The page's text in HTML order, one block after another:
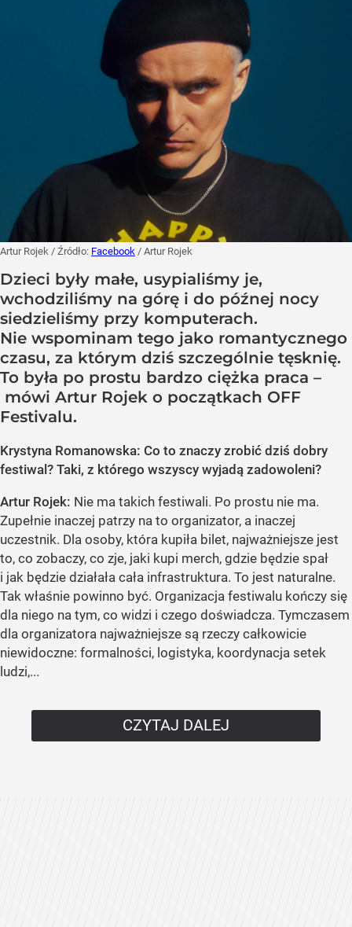
Artur Rojek / Źródło: Facebook / Artur Rojek
Dzieci były małe, usypialiśmy je,
wchodziliśmy na górę i do późnej nocy
siedzieliśmy przy komputerach.
Nie wspominam tego jako romantycznego
czasu, za którym dziś szczególnie tęsknię.
To była po prostu bardzo ciężka praca –
mówi Artur Rojek o początkach OFF
Festivalu.
Krystyna Romanowska: Co to znaczy zrobić dziś dobry
festiwal? Taki, z którego wszyscy wyjadą zadowoleni?
Artur Rojek: Nie ma takich festiwali. Po prostu nie ma.
Zupełnie inaczej patrzy na to organizator, a inaczej
uczestnik. Dla osoby, która kupiła bilet, najważniejsze jest
to, co zobaczy, co zje, jaki kupi merch, gdzie będzie spał
i jak będzie działała cała infrastruktura. To jest naturalne.
Tak właśnie powinno być. Organizacja festiwalu kończy się
dla niego na tym, co widzi i czego doświadcza. Tymczasem
dla organizatora najważniejsze są rzeczy całkowicie
niewidoczne: formalności, logistyka, koordynacja setek
ludzi,...
CZYTAJ DALEJ